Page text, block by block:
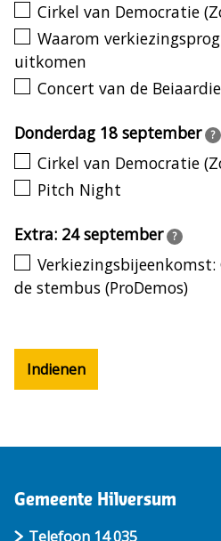
Cirkel van Democratie
Waarom
uitkomen
Concert van de
Donderdag 18 september ?
Cirkel van Democratie
Pitch Night
Extra: 24 september ?
de stembus (ProDemos)
Indienen
Gemeente Hilversum
Telefoon 14 035